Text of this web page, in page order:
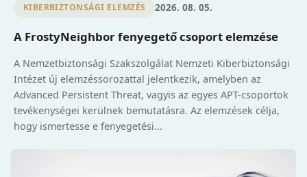
KIBERBIZTONSÁGI ELEMZÉS 2026. 08. 05.
A FrostyNeighbor fenyegető csoport elemzése
A Nemzetbiztonsági Szakszolgálat Nemzeti Kiberbiztonsági
Intézet új elemzéssorozattal jelentkezik, amelyben az
Advanced Persistent Threat, vagyis az egyes APT-csoportok
tevékenységei kerülnek bemutatásra. Az elemzések célja,
hogy ismertesse e fenyegetési...